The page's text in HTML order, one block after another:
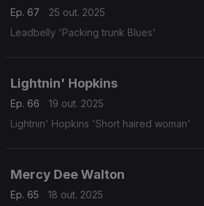
Ep. 67
25 out. 2025
Leadbelly 'Packing trunk Blues'
Lightnin' Hopkins
Ep. 66
19 out. 2025
Lightnin' Hopkins 'Short haired woman'
Mercy Dee Walton
Ep. 65
18 out. 2025